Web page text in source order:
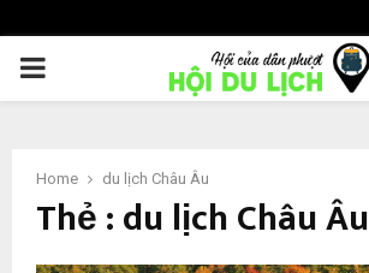
PRIMARY
Home du lịch Châu Âu
Thẻ : du lịch Châu Âu